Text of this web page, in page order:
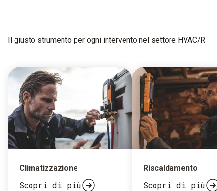
Il giusto strumento per ogni intervento nel settore HVAC/R
Climatizzazione
Scopri di più
Riscaldamento
Scopri di più